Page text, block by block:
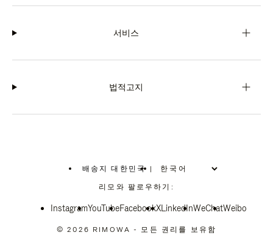
서비스
법적고지
배송지 대한민국
위
치
선
십
|
리모와 팔로우하기:
InstagramYouTubeFacebookXLinkedInWeChatWeibo
© 2026 RIMOWA - 모든 권리를 보유함